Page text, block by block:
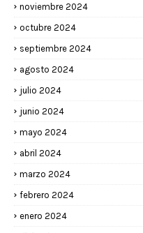
noviembre 2024
octubre 2024
septiembre 2024
agosto 2024
julio 2024
junio 2024
mayo 2024
abril 2024
marzo 2024
febrero 2024
enero 2024